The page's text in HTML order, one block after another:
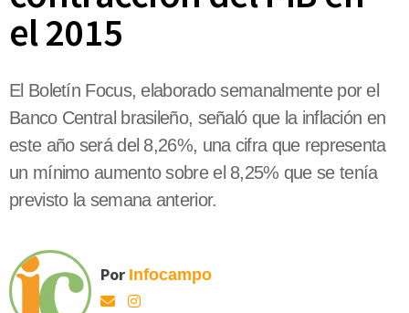
el 2015
El Boletín Focus, elaborado semanalmente por el
Banco Central brasileño, señaló que la inflación en
este año será del 8,26%, una cifra que representa
un mínimo aumento sobre el 8,25% que se tenía
previsto la semana anterior.
Por Infocampo